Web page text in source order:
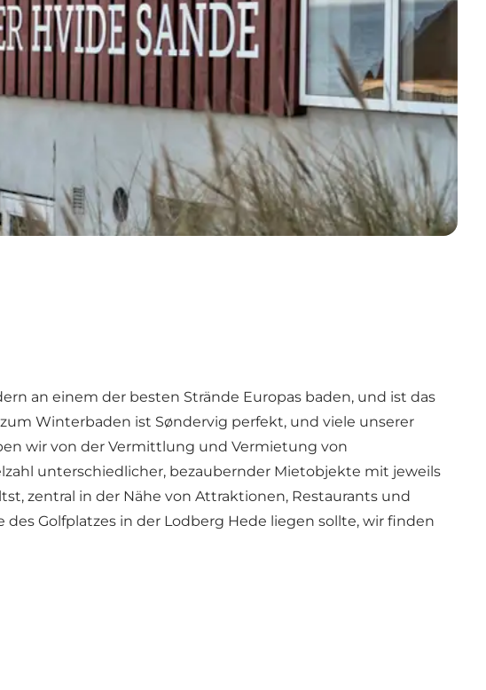
an einem der besten Strände Europas baden, und ist das
Winterbaden ist Søndervig perfekt, und viele unserer
wir von der Vermittlung und Vermietung von
unterschiedlicher, bezaubernder Mietobjekte mit jeweils
zentral in der Nähe von Attraktionen, Restaurants und
Golfplatzes in der Lodberg Hede liegen sollte, wir finden